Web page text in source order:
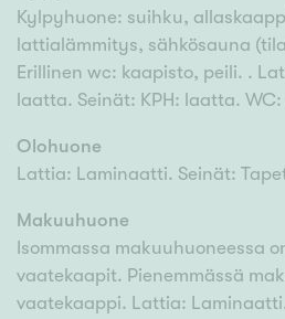
Kylpyhuone: suihku,
lattialämmitys, sähkösauna
Erillinen wc: kaapisto, peili. .
laatta. Seinät: KPH: laatta.
Olohuone
Lattia: Laminaatti. Seinät:
Makuuhuone
Isommassa makuuhuoneessa
vaatekaapit. Pienemmässä
vaatekaappi. Lattia: